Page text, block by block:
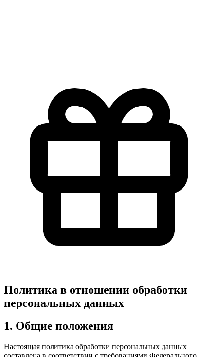
Политика в отношении обработки
персональных данных
1. Общие положения
Настоящая политика обработки персональных данных
составлена в соответствии с требованиями Федерального